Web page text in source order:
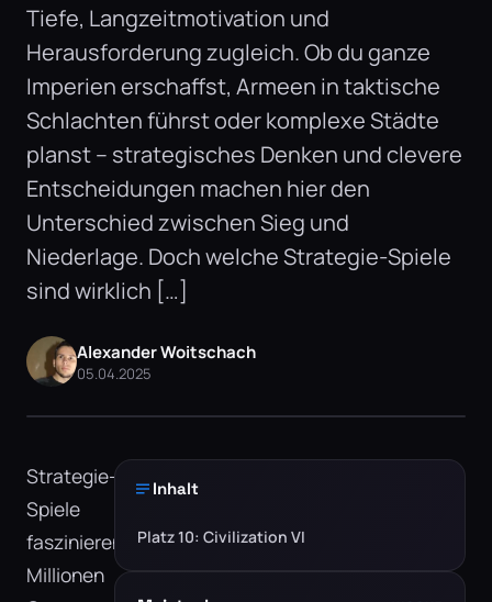
Tiefe, Langzeitmotivation und
Herausforderung zugleich. Ob du ganze
Imperien erschaffst, Armeen in taktische
Schlachten führst oder komplexe Städte
planst – strategisches Denken und clevere
Entscheidungen machen hier den
Unterschied zwischen Sieg und
Niederlage. Doch welche Strategie-Spiele
sind wirklich […]
Alexander Woitschach
05.04.2025
Strategie-
Spiele
faszinieren
Millionen
Inhalt
Platz 10: Civilization VI